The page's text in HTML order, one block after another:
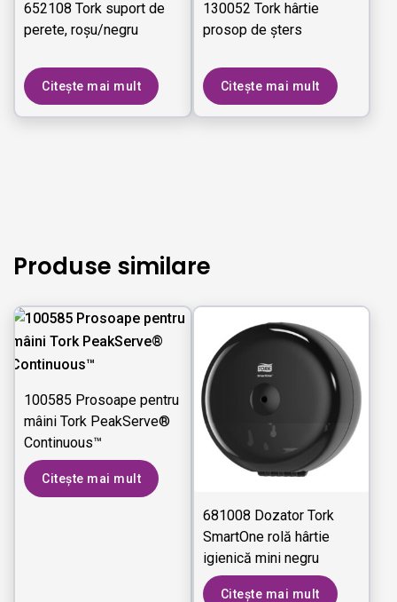
652108 Tork suport de
perete, roșu/negru
Citește mai mult
130052 Tork hârtie
prosop de șters
Citește mai mult
Produse similare
100585 Prosoape pentru
mâini Tork PeakServe®
Continuous™
Citește mai mult
681008 Dozator Tork
SmartOne rolă hârtie
igienică mini negru
Citește mai mult